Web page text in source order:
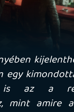
szintén nem sikerült
értelmesen
kézifékkel lehet. A
során kapott és adott
teljesen logikátlanok,
a két patch után is, hogy
részét támadva